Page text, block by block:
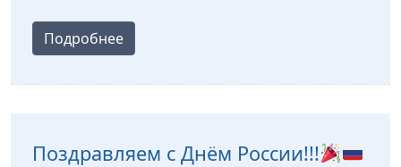
Подробнее
Поздравляем с Днём России!!!